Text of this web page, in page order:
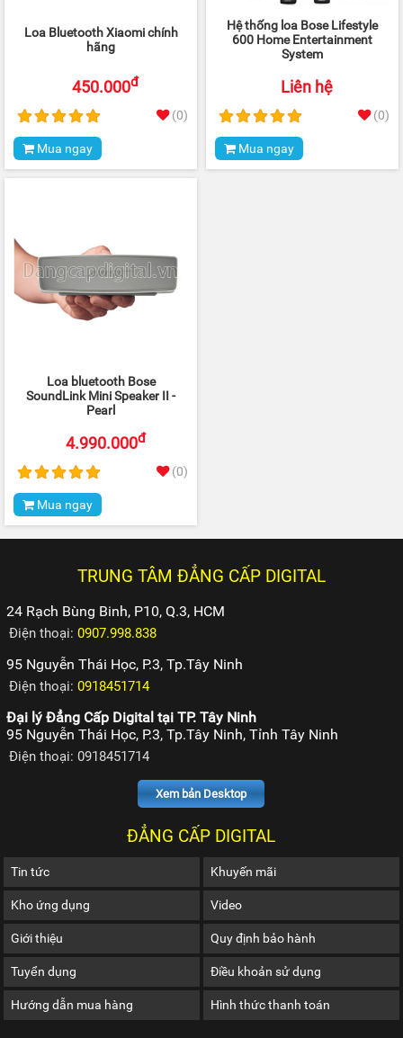
Loa Bluetooth Xiaomi chính
hãng
450.000đ
(0)
Mua ngay
Hệ thống loa Bose Lifestyle
600 Home Entertainment
System
Liên hệ
(0)
Mua ngay
Loa bluetooth Bose
SoundLink Mini Speaker II -
Pearl
4.990.000đ
(0)
Mua ngay
TRUNG TÂM ĐẲNG CẤP DIGITAL
24 Rạch Bùng Binh, P10, Q.3, HCM
Điện thoại:0907.998.838
95 Nguyễn Thái Học, P.3, Tp.Tây Ninh
Điện thoại:0918451714
Đại lý Đẳng Cấp Digital tại TP. Tây Ninh
95 Nguyễn Thái Học, P.3, Tp.Tây Ninh, Tỉnh Tây Ninh
Điện thoại: 0918451714
Xem bản Desktop
ĐẲNG CẤP DIGITAL
Tin tức Khuyến mãi
Kho ứng dụng Video
Giới thiệu Quy định bảo hành
Tuyển dụng Điều khoản sử dụng
Hướng dẫn mua hàng Hình thức thanh toán